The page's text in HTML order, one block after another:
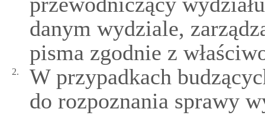
danym wydziale,
pisma zgodnie z
2.
W przypadkach
do rozpoznania sprawy